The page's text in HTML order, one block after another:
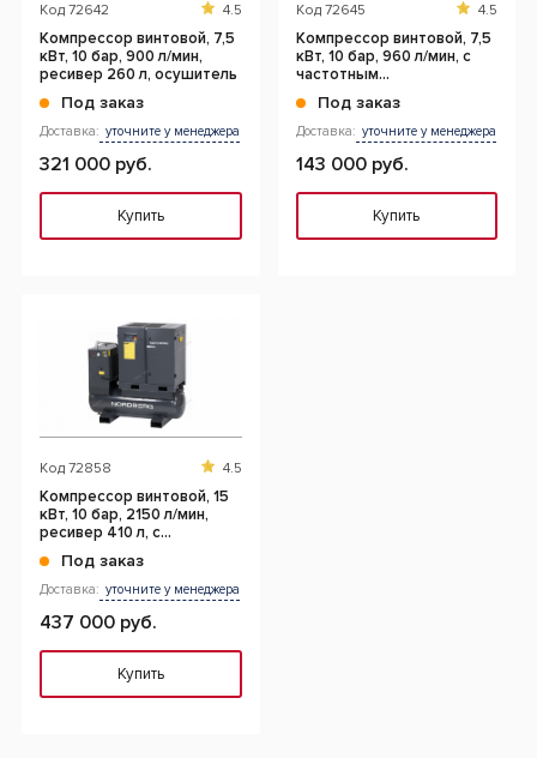
Код 72642 4.5
Компрессор винтовой, 7,5
кВт, 10 бар, 900 л/мин,
ресивер 260 л, осушитель
Под заказ
Доставка: уточните у менеджера
321 000 руб.
Купить
Код 72645 4.5
Компрессор винтовой, 7,5
кВт, 10 бар, 960 л/мин, c
частотным
ресивера
Под заказ
Доставка: уточните у менеджера
143 000 руб.
Купить
Код 72858 4.5
Компрессор винтовой, 15
кВт, 10 бар, 2150 л/мин,
ресивер 410 л, с
преобразователем,
осушит
Под заказ
Доставка: уточните у менеджера
437 000 руб.
Купить